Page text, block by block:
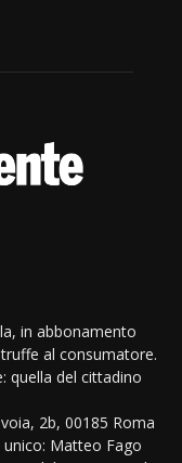
in abbonamento
al consumatore.
quella del cittadino
2b, 00185 Roma
Matteo Fago